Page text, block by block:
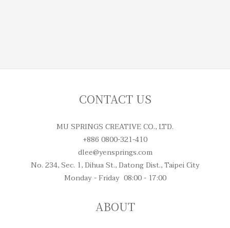
CONTACT US
MU SPRINGS CREATIVE CO., LTD.
+886 0800-321-410
dlee@yensprings.com
No. 234, Sec. 1, Dihua St., Datong Dist., Taipei City
Monday - Friday 08:00 - 17:00
ABOUT